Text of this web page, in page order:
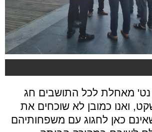
נט' מאחלת לכל התושבים חג
ואנו כמובן לא שוכחים את
שאינם כאן לחגוג עם משפחותיהם